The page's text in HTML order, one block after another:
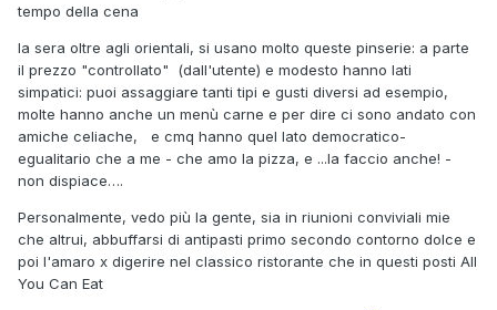
tempo della cena
la sera oltre agli orientali, si usano molto queste pinserie: a parte
il prezzo "controllato" (dall'utente) e modesto hanno lati
simpatici: puoi assaggiare tanti tipi e gusti diversi ad esempio,
molte hanno anche un menù carne e per dire ci sono andato con
amiche celiache, e cmq hanno quel lato democratico-
egualitario che a me - che amo la pizza, e ...la faccio anche! -
non dispiace….
Personalmente, vedo più la gente, sia in riunioni conviviali mie
che altrui, abbuffarsi di antipasti primo secondo contorno dolce e
poi l'amaro x digerire nel classico ristorante che in questi posti All
You Can Eat